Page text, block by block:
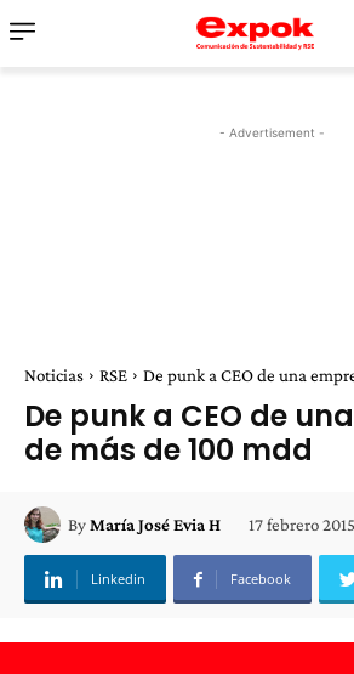
- Advertisement -
Noticias RSE De punk a CEO de una
De punk a CEO de
de más de 100 mdd
ByMaría José Evia H 17 febrero 2015
Linkedin Facebook